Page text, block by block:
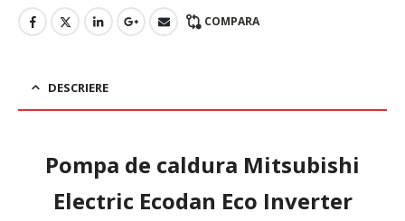
COMPARA
DESCRIERE
Pompa de caldura Mitsubishi
Electric Ecodan Eco Inverter